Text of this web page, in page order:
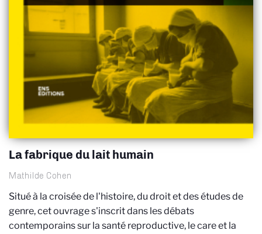
La fabrique du lait humain
Mathilde Cohen
Situé à la croisée de l'histoire, du droit et des études de
genre, cet ouvrage s'inscrit dans les débats
contemporains sur la santé reproductive, le care et la